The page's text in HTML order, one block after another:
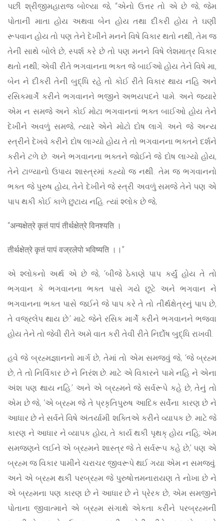
પછી શ્રીજીમહારાજ બોલ્યા જે, “એનો ઉત્તર તો એ છે જે, જેમ
પોતાની માતા હોય અથવા બેન હોય તથા દીકરી હોય તે ઘણી
રૂપવાન હોય તો પણ તેને દેખીને મનને વિષે વિકાર થતો નથી, તેમ જ
તેની સાથે બોલે છે, સ્પર્શ કરે છે તો પણ મનને વિષે લેશમાત્ર વિકાર
થતો નથી; એવી રીતે ભગવાનના ભક્ત જે બાઈઓ હોય તેને વિષે મા,
બેન ને દીકરી તેની બુદ્ધિ રહે તો કોઈ રીતે વિકાર થાય નહિ અને
રસિકમાર્ગે કરીને ભગવાનને ભજીને અભયપદને પામે. અને જ્યારે
એમ ન સમજે અને કોઈ મોટા ભગવાનનાં ભક્ત બાઈઓ હોય તેને
દેખીને અવળું સમજે, ત્યારે એને મોટો દોષ લાગે. અને જે અન્ય
સ્ત્રીને દેખવે કરીને દોષ લાગ્યો હોય તે તો ભગવાનના ભક્તને દર્શને
કરીને ટળે છે. અને ભગવાનના ભક્તને જોઈને જે દોષ લાગ્યો હોય,
તેને ટાળ્યાનો ઉપાય શાસ્ત્રમાં કહ્યો જ નથી. તેમ જ ભગવાનનો
ભક્ત જે પુરુષ હોય, તેને દેખીને જે સ્ત્રી અવળું સમજે તેને પણ એ
પાપ થકી કોઈ કાળે છુટાય નહિ. ત્યાં શ્લોક છે જે,
“अन्यक्षेत्रे कृतं पापं तीर्थक्षेत्रे विनश्यति ।
तीर्थक्षेत्रे कृतं पापं वज्रलेपो भविष्यति ।।”
એ શ્લોકનો અર્થ એ છે જે, ‘બીજે ઠેકાણે પાપ કર્યું હોય તે તો
ભગવાન કે ભગવાનના ભક્ત પાસે ગયે છૂટે અને ભગવાન ને
ભગવાનના ભક્ત પાસે જઈને જે પાપ કરે તે તો તીર્થક્ષેત્રનું પાપ છે,
તે વજ્રલેપ થાય છે.’ માટે જેને રસિક માર્ગે કરીને ભગવાનને ભજવા
હોય તેને તો જેવી રીતે અમે વાત કરી તેવી રીતે નિર્દોષ બુદ્ધિ રાખવી.
હવે જે બ્રહ્મજ્ઞાનનો માર્ગ છે, તેમાં તો એમ સમજવું જે, ‘જે બ્રહ્મ
છે, તે તો નિર્વિકાર છે ને નિરંશ છે. માટે એ વિકારને પામે નહિ ને એના
અંશ પણ થાય નહિ.’ અને એ બ્રહ્મને જે સર્વરૂપે કહે છે, તેનું તો
એમ છે જે, ‘એ બ્રહ્મ જે તે પ્રકૃતિપુરુષ આદિક સર્વેના કારણ છે ને
આધાર છે ને સર્વને વિષે અંતર્યામી શક્તિએ કરીને વ્યાપક છે. માટે જે
કારણ ને આધાર ને વ્યાપક હોય, તે કાર્ય થકી પૃથક્ હોય નહિ; એમ
સમજણને લઈને એ બ્રહ્મને શાસ્ત્ર જે તે સર્વરૂપ કહે છે,’ પણ એ
બ્રહ્મ જ વિકાર પામીને ચરાચર જીવરૂપે થઈ ગયા એમ ન સમજવું.
અને એ બ્રહ્મ થકી પરબ્રહ્મ જે પુરુષોત્તમનારાયણ તે નોખા છે ને
એ બ્રહ્મના પણ કારણ છે ને આધાર છે ને પ્રેરક છે, એમ સમજીને
પોતાના જીવાત્માને એ બ્રહ્મ સંગાથે એકતા કરીને પરબ્રહ્મની